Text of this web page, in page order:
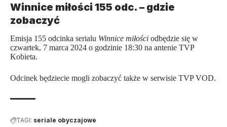
Winnice miłości 155 odc. – gdzie
zobaczyć
Emisja 155 odcinka serialu Winnice miłości odbędzie się w
czwartek, 7 marca 2024 o godzinie 18:30 na antenie TVP
Kobieta.
Odcinek będziecie mogli zobaczyć także w serwisie TVP VOD.
TAGI: seriale obyczajowe